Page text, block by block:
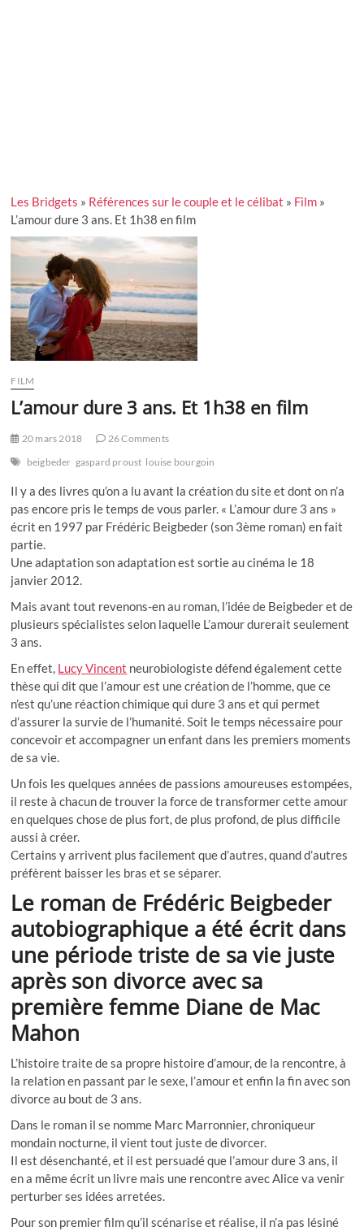
Les Bridgets » Références sur le couple et le célibat » Film »
L’amour dure 3 ans. Et 1h38 en film
FILM
L’amour dure 3 ans. Et 1h38 en film
20 mars 2018
26 Comments
beigbeder gaspard proust louise bourgoin
Il y a des livres qu’on a lu avant la création du site et dont on n’a
pas encore pris le temps de vous parler. « L’amour dure 3 ans »
écrit en 1997 par Frédéric Beigbeder (son 3ème roman) en fait
partie.
Une adaptation son adaptation est sortie au cinéma le 18
janvier 2012.
Mais avant tout revenons-en au roman, l’idée de Beigbeder et de
plusieurs spécialistes selon laquelle L’amour durerait seulement
3 ans.
En effet, Lucy Vincent neurobiologiste défend également cette
thèse qui dit que l’amour est une création de l’homme, que ce
n’est qu’une réaction chimique qui dure 3 ans et qui permet
d’assurer la survie de l’humanité. Soit le temps nécessaire pour
concevoir et accompagner un enfant dans les premiers moments
de sa vie.
Un fois les quelques années de passions amoureuses estompées,
il reste à chacun de trouver la force de transformer cette amour
en quelques chose de plus fort, de plus profond, de plus difficile
aussi à créer.
Certains y arrivent plus facilement que d’autres, quand d’autres
préfèrent baisser les bras et se séparer.
Le roman de Frédéric Beigbeder
autobiographique a été écrit dans
une période triste de sa vie juste
après son divorce avec sa
première femme Diane de Mac
Mahon
L’histoire traite de sa propre histoire d’amour, de la rencontre, à
la relation en passant par le sexe, l’amour et enfin la fin avec son
divorce au bout de 3 ans.
Dans le roman il se nomme Marc Marronnier, chroniqueur
mondain nocturne, il vient tout juste de divorcer.
Il est désenchanté, et il est persuadé que l’amour dure 3 ans, il
en a même écrit un livre mais une rencontre avec Alice va venir
perturber ses idées arretées.
Pour son premier film qu’il scénarise et réalise, il n’a pas lésiné